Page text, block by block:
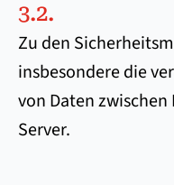
3.2.
Zu den
insbesondere die
von Daten
Server.